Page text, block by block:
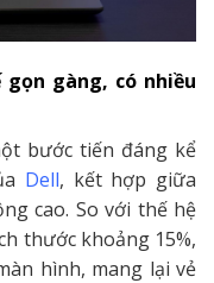
gàng, có nhiều
bước tiến đáng kể
Dell, kết hợp giữa
cao. So với thế hệ
thước khoảng 15%,
hình, mang lại vẻ